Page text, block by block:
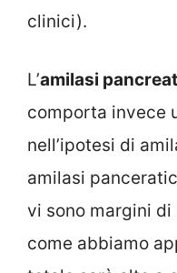
clinici).
L’amilasi
comporta invece
nell’ipotesi di
amilasi
vi sono margini
come abbiamo